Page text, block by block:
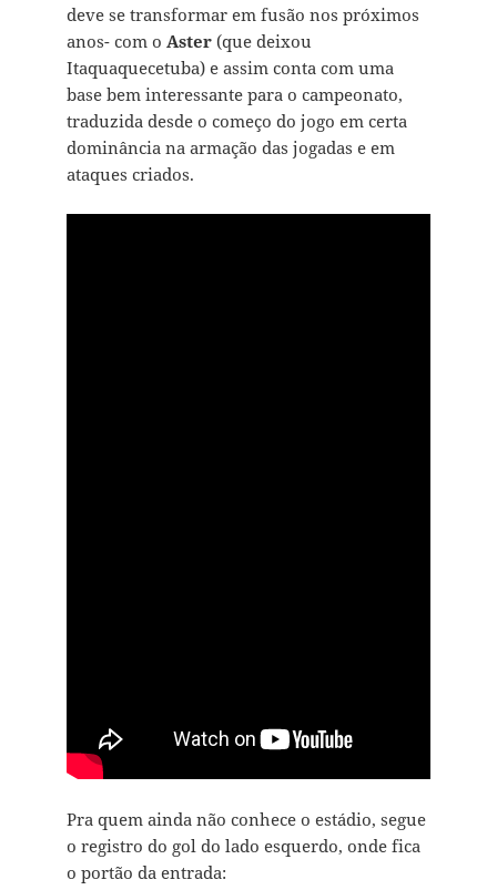
deve se transformar em fusão nos próximos
anos- com o Aster(que deixou
Itaquaquecetuba) e assim conta com uma
base bem interessante para o campeonato,
traduzida desde o começo do jogo em certa
dominância na armação das jogadas e em
ataques criados.
Pra quem ainda não conhece o estádio, segue
o registro do gol do lado esquerdo, onde fica
o portão da entrada: